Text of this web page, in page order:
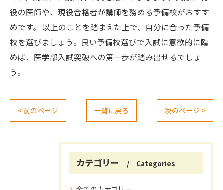
役の医師や、現役合格者が講師を務める予備校がおすす
めです。 以上のことを踏まえた上で、自分に合った予備
校を選びましょう。良い予備校選びで入試に意欲的に臨
めば、医学部入試突破への第一歩が踏み出せるでしょ
う。
< 前のページ 一覧に戻る 次のページ >
カテゴリー Categories